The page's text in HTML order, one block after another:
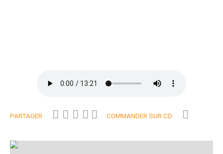
PARTAGER COMMANDER SUR CD